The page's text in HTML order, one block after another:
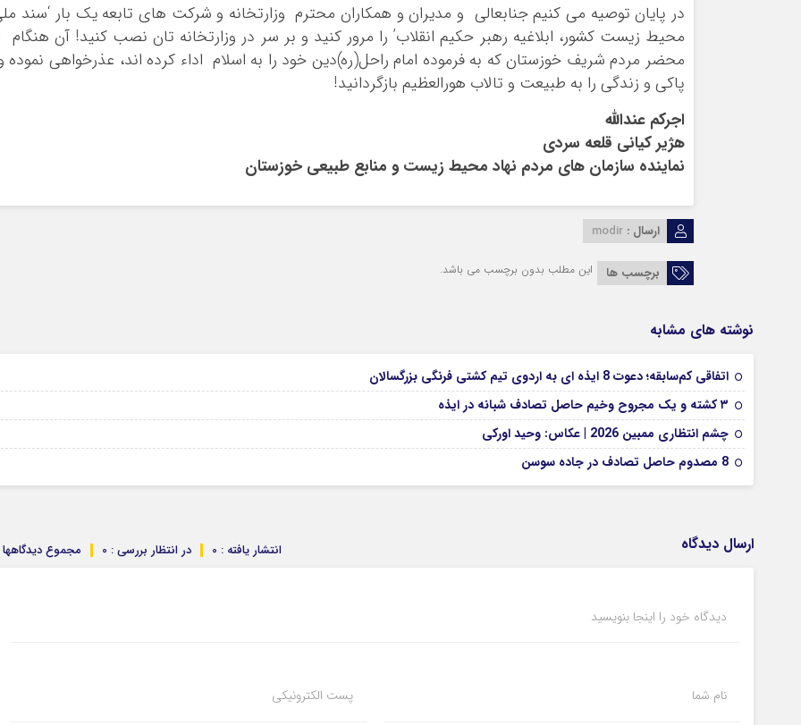
در پایان توصیه می کنیم جنابعالی و مدیران و همکاران محترم وزارتخانه و شرکت های تابعه یک بار ‘سند
محیط زیست کشور، ابلاغیه رهبر حکیم انقلاب’ را مرور کنید و بر سر در وزارتخانه تان نصب کنید! آن هنگام
محضر مردم شریف خوزستان که به فرموده امام راحل(ره)دین خود را به اسلام اداء کرده اند، عذرخواهی نموده
پاکی و زندگی را به طبیعت و تالاب هورالعظیم بازگردانید!
اجرکم عندالله
هژیر کیانی قلعه سردی
نماینده سازمان های مردم نهاد محیط زیست و منابع طبیعی خوزستان
ارسال : modir
برچسب ها این مطلب بدون برچسب می باشد.
نوشته های مشابه
اتفاقی کم‌سابقه؛ دعوت 8 ایذه ای به اردوی تیم کشتی فرنگی بزرگسالان
۳ کشته و یک مجروح وخیم حاصل تصادف شبانه در ایذه
چشم انتظاری ممبین 2026 | عکاس: وحید اورکی
8 مصدوم حاصل تصادف در جاده سوسن
ارسال دیدگاه مجموع دیدگاهها : در انتظار بررسی : 0 انتشار یافته : 0
دیدگاه خود را اینجا بنویسید
نام شما پست الکترونیکی